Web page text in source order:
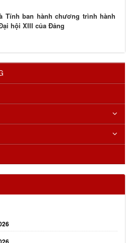
Tĩnh ban hành chương trình hành
hội XIII của Đảng